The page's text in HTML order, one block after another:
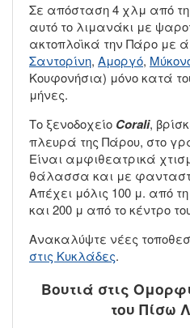
Σε απόσταση 4 χλμ από
αυτό το λιμανάκι με
ακτοπλοϊκά την Πάρο με
Σαντορίνη, Αμοργό,
Κουφονήσια) μόνο κατά
μήνες.
Το ξενοδοχείο Corali,
πλευρά της Πάρου, στο
Είναι αμφιθεατρικά
θάλασσα και με
Απέχει μόλις 100 μ. από
και 200 μ από το κέντρο
Ανακαλύψτε νέες
στις Κυκλάδες.
Βουτιά στις
του Πίσω